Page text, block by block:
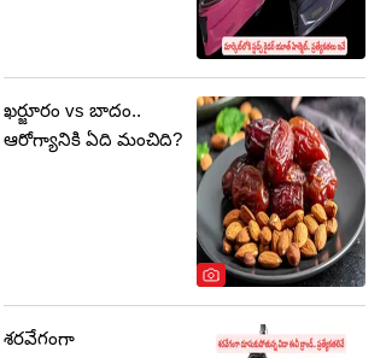
ఖర్జూరం vs బాదం..
ఆరోగ్యానికి ఏది మంచిది?
శరవేగంగా